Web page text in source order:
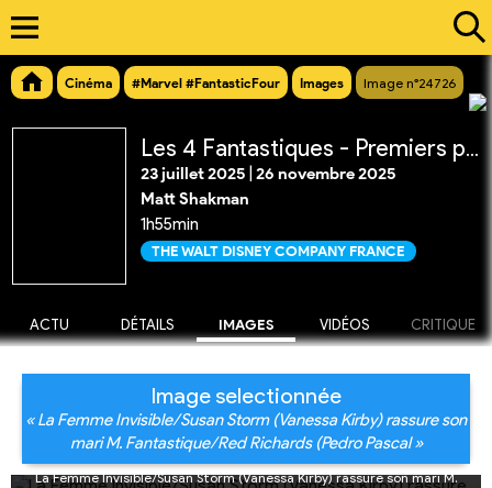
Cinéma #Marvel #FantasticFour Images Image n°24726
Les 4 Fantastiques - Premiers pas
23 juillet 2025 26 novembre 2025
Matt Shakman
1h55min
THE WALT DISNEY COMPANY FRANCE
ACTU DÉTAILS IMAGES VIDÉOS CRITIQUE
Image selectionnée
« La Femme Invisible/Susan Storm (Vanessa Kirby) rassure son
mari M. Fantastique/Red Richards (Pedro Pascal »
La Femme Invisible/Susan Storm (Vanessa Kirby) rassure son mari M.